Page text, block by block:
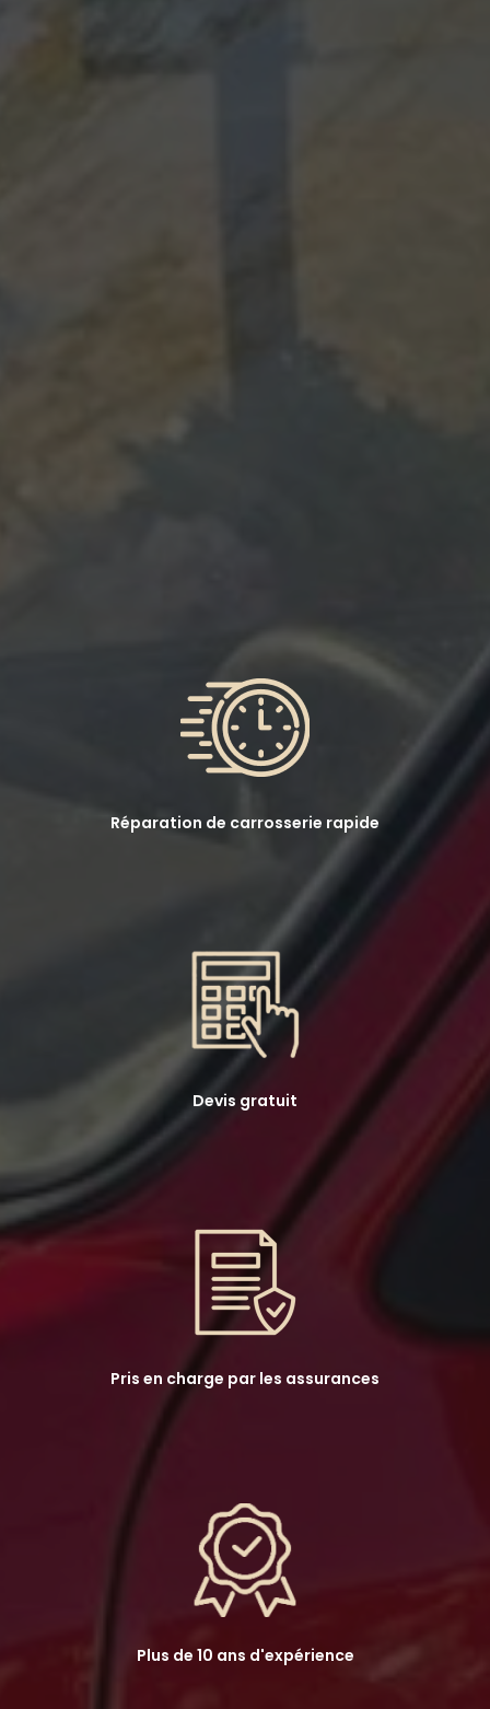
Réparation de carrosserie rapide
Devis gratuit
Pris en charge par les assurances
Plus de 10 ans d'expérience